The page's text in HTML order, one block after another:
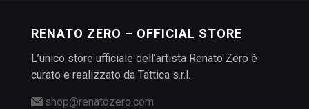
RENATO ZERO – OFFICIAL STORE
L’unico store ufficiale dell’artista Renato Zero è
curato e realizzato da Tattica s.r.l.
shop@renatozero.com